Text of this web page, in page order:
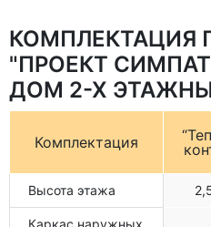
КОМПЛЕКТАЦИЯ
"ПРОЕКТ
ДОМ 2-Х
Комплектация
Высота этажа